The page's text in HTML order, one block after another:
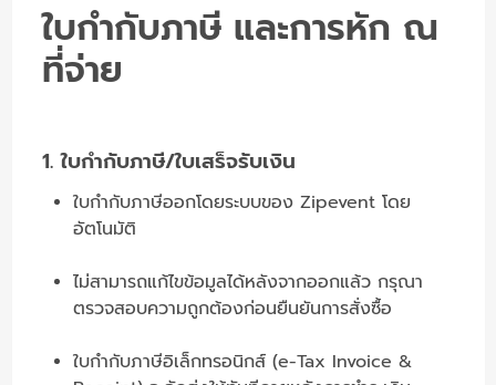
ใบกำกับภาษี และการหัก ณ
ที่จ่าย
1. ใบกำกับภาษี/ใบเสร็จรับเงิน
ใบกำกับภาษีออกโดยระบบของ Zipevent โดย
อัตโนมัติ
ไม่สามารถแก้ไขข้อมูลได้หลังจากออกแล้ว กรุณา
ตรวจสอบความถูกต้องก่อนยืนยันการสั่งซื้อ
ใบกำกับภาษีอิเล็กทรอนิกส์ (e-Tax Invoice &